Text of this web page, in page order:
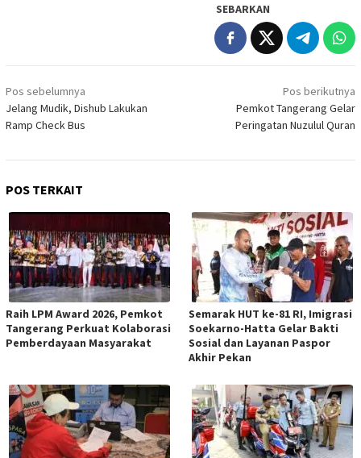
SEBARKAN
Navigasi
pos
Pos sebelumnya
Jelang Mudik, Dishub Lakukan
Ramp Check Bus
Pos berikutnya
Pemkot Tangerang Gelar
Peringatan Nuzulul Quran
POS TERKAIT
Raih LPM Award 2026, Pemkot
Tangerang Perkuat Kolaborasi
Pemberdayaan Masyarakat
Semarak HUT ke-81 RI, Imigrasi
Soekarno-Hatta Gelar Bakti
Sosial dan Layanan Paspor
Akhir Pekan